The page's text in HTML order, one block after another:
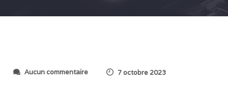
Aucun commentaires
7 octobre 2023